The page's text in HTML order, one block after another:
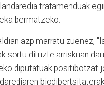
tratamenduak
bermatzeko.
azpimarratu zuenez,
sortu dituzte arriskuan
diputatuak positibotzat